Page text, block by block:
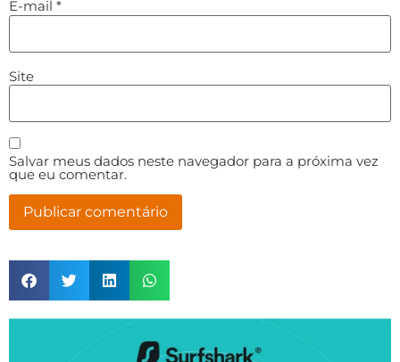
E-mail *
Site
Salvar meus dados neste navegador para a próxima vez
que eu comentar.